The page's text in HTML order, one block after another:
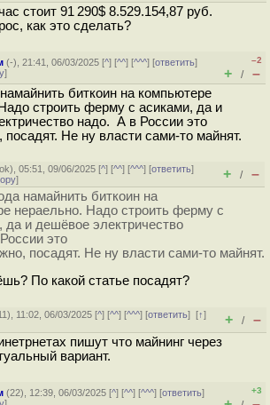
стоит 91 290$ 8.529.154,87 руб.
как это сделать?
(-), 21:41, 06/03/2025 [^] [^^] [^^^] [ответить]
]
–2
+ / –
биткоин на компьютере
строить ферму с асиками, да и
надо. А в России это
посадят. Не ну власти сами-то майнят.
ok), 05:51, 09/06/2025 [^] [^^] [^^^] [ответить]
] + / –
намайнить биткоин на
нераельно. Надо строить ферму с
да и дешёвое электричество
это
посадят. Не ну власти сами-то майнят.
По какой статье посадят?
), 11:02, 06/03/2025 [^] [^^] [^^^] [ответить][↑]
+ / –
пишут что майнинг через
вариант.
(22), 12:39, 06/03/2025 [^] [^^] [^^^] [ответить]
+3